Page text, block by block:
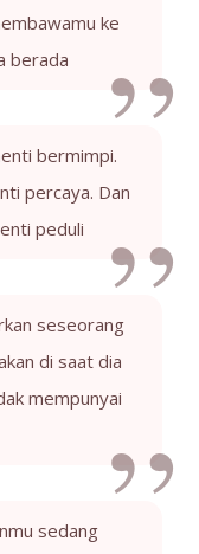
ke
berada
bermimpi.
percaya. Dan
peduli
seseorang
di saat dia
mempunyai
sedang